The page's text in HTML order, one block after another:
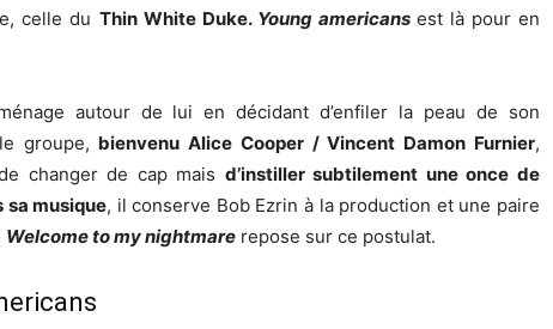
celle du Thin White Duke. Young americans est là pour en
autour de lui en décidant d’enfiler la peau de son
groupe, bienvenu Alice Cooper / Vincent Damon Furnier,
changer de cap mais d’instiller subtilement une once de
sa musique, il conserve Bob Ezrin à la production et une paire
Welcome to my nightmare repose sur ce postulat.